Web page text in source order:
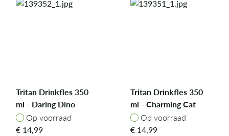
Tritan Drinkfles 350
ml - Daring Dino
Op voorraad
Op voorraad
€ 14,99
Tritan Drinkfles 350
ml - Charming Cat
Op voorraad
Op voorraad
€ 14,99